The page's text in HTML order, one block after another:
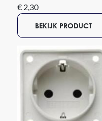
€ 2,30
BEKIJK PRODUCT